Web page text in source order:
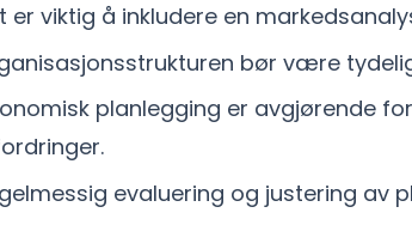
er viktig å inkludere en
bør være
planlegging er avgjørende
evaluering og justering av